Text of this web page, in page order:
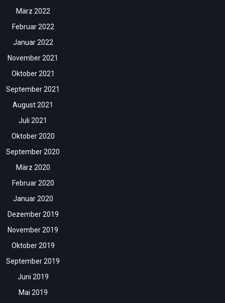
März 2022
Februar 2022
Januar 2022
November 2021
Oktober 2021
September 2021
August 2021
Juli 2021
Oktober 2020
September 2020
März 2020
Februar 2020
Januar 2020
Dezember 2019
November 2019
Oktober 2019
September 2019
Juni 2019
Mai 2019